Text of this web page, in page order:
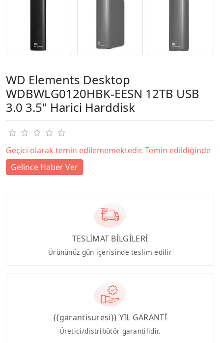
WD Elements Desktop
WDBWLG0120HBK-EESN 12TB USB
3.0 3.5" Harici Harddisk
Geçici olarak temin edilememektedir. Temin edildiğinde
Gelince Haber Ver
TESLİMAT BİLGİLERİ
Ürününüz gün içerisinde teslim edilir
{{garantisuresi}} YIL GARANTİ
Üretici/distribütör garantilidir.